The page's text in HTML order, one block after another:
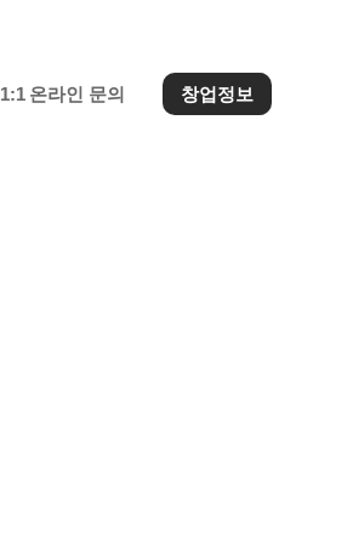
1:1 온라인 문의 창업정보